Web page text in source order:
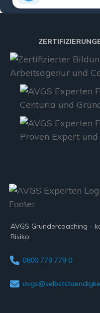
AVGS Gründercoaching -
Risiko.
0800 779 779 0